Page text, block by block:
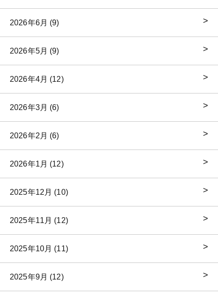
2026年6月 (9)
2026年5月 (9)
2026年4月 (12)
2026年3月 (6)
2026年2月 (6)
2026年1月 (12)
2025年12月 (10)
2025年11月 (12)
2025年10月 (11)
2025年9月 (12)